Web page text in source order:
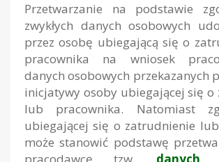
Przetwarzanie na podstawie
zwykłych danych osobowych
przez osobę ubiegającą się o
pracownika na wniosek
danych osobowych przekazanych
inicjatywy osoby ubiegającej się
lub pracownika. Natomiast
ubiegającej się o zatrudnienie
może stanowić podstawę